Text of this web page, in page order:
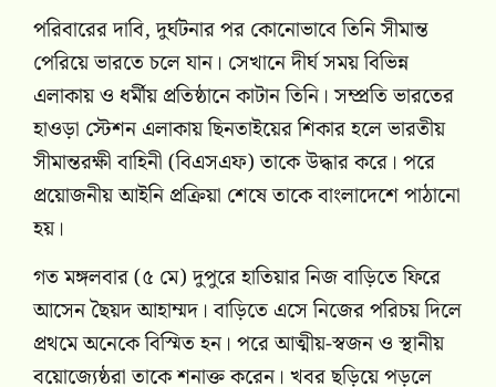
পরিবারের দাবি, দুর্ঘটনার পর কোনোভাবে তিনি সীমান্ত
পেরিয়ে ভারতে চলে যান। সেখানে দীর্ঘ সময় বিভিন্ন
এলাকায় ও ধর্মীয় প্রতিষ্ঠানে কাটান তিনি। সম্প্রতি ভারতের
হাওড়া স্টেশন এলাকায় ছিনতাইয়ের শিকার হলে ভারতীয়
সীমান্তরক্ষী বাহিনী (বিএসএফ) তাকে উদ্ধার করে। পরে
প্রয়োজনীয় আইনি প্রক্রিয়া শেষে তাকে বাংলাদেশে পাঠানো
হয়।
গত মঙ্গলবার (৫ মে) দুপুরে হাতিয়ার নিজ বাড়িতে ফিরে
আসেন ছৈয়দ আহাম্মদ। বাড়িতে এসে নিজের পরিচয় দিলে
প্রথমে অনেকে বিস্মিত হন। পরে আত্মীয়-স্বজন ও স্থানীয়
বয়োজ্যেষ্ঠরা তাকে শনাক্ত করেন। খবর ছড়িয়ে পড়লে